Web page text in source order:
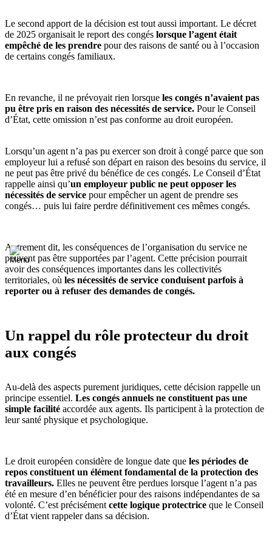
Le second apport de la décision est tout aussi important. Le décret
de 2025 organisait le report des congés lorsque l’agent était
empêché de les prendre pour des raisons de santé ou à l’occasion
de certains congés familiaux.
En revanche, il ne prévoyait rien lorsque les congés n’avaient pas
pu être pris en raison des nécessités de service. Pour le Conseil
d’État, cette omission n’est pas conforme au droit européen.
Lorsqu’un agent n’a pas pu exercer son droit à congé parce que son
employeur lui a refusé son départ en raison des besoins du service, il
ne peut pas être privé du bénéfice de ces congés. Le Conseil d’État
rappelle ainsi qu’un employeur public ne peut opposer les
nécessités de service pour empêcher un agent de prendre ses
congés… puis lui faire perdre définitivement ces mêmes congés.
Autrement dit, les conséquences de l’organisation du service ne
peuvent pas être supportées par l’agent. Cette précision pourrait
avoir des conséquences importantes dans les collectivités
territoriales, où les nécessités de service conduisent parfois à
reporter ou à refuser des demandes de congés.
Un rappel du rôle protecteur du droit
aux congés
Au-delà des aspects purement juridiques, cette décision rappelle un
principe essentiel. Les congés annuels ne constituent pas une
simple facilité accordée aux agents. Ils participent à la protection de
leur santé physique et psychologique.
Le droit européen considère de longue date que les périodes de
repos constituent un élément fondamental de la protection des
travailleurs. Elles ne peuvent être perdues lorsque l’agent n’a pas
été en mesure d’en bénéficier pour des raisons indépendantes de sa
volonté. C’est précisément cette logique protectrice que le Conseil
d’État vient rappeler dans sa décision.